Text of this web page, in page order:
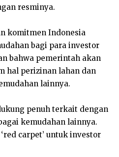
resminya.
komitmen Indonesia
bagi para investor
bahwa pemerintah akan
hal perizinan lahan dan
lainnya.
penuh terkait dengan
kemudahan lainnya.
carpet’ untuk investor